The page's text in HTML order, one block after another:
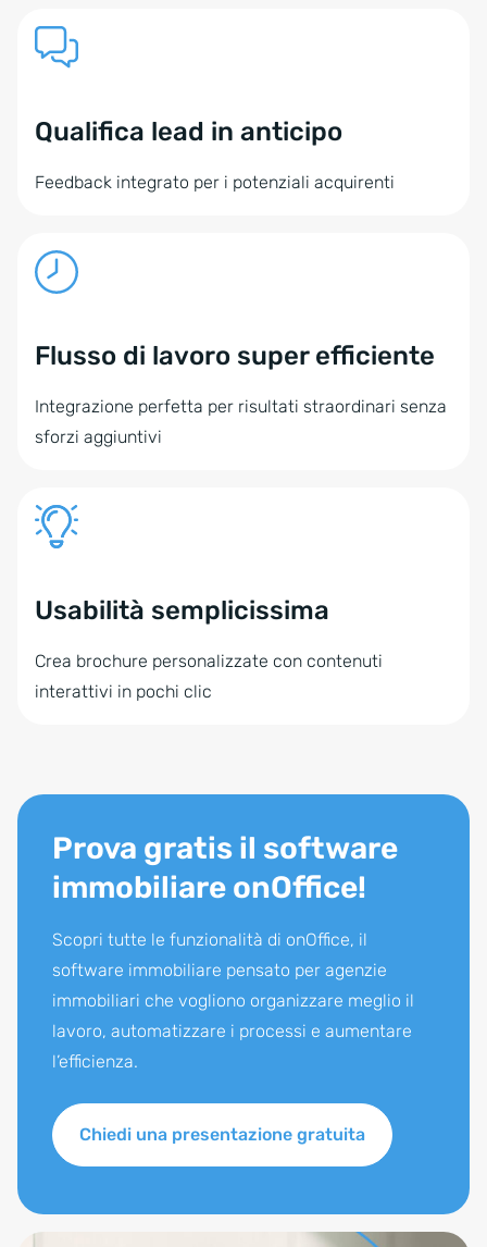
Qualifica lead in anticipo
Feedback integrato per i potenziali acquirenti
Flusso di lavoro super efficiente
Integrazione perfetta per risultati straordinari senza
sforzi aggiuntivi
Usabilità semplicissima
Crea brochure personalizzate con contenuti
interattivi in pochi clic
Prova gratis il software
immobiliare onOffice!
Scopri tutte le funzionalità di onOffice, il
software immobiliare pensato per agenzie
immobiliari che vogliono organizzare meglio il
lavoro, automatizzare i processi e aumentare
l’efficienza.
Chiedi una presentazione gratuita